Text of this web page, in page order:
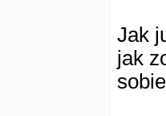
Jak
jak